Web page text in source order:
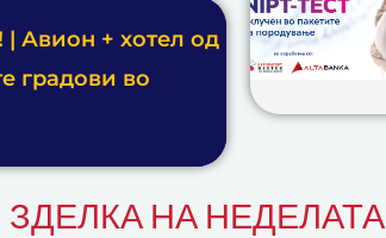
Авион + хотел од
градови во
ЗДЕЛКА НА НЕДЕЛАТА